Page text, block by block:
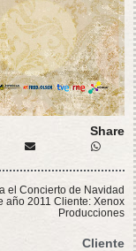
Share
el Concierto de Navidad
año 2011 Cliente: Xenox
Producciones
Cliente